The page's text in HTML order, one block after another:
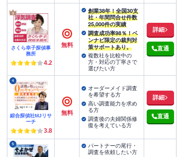
さくら幸子探偵事
務所
4.2
無料
創業38年！全国30支
社・年間問合せ件数
25,000件の実績
調査成功率98％！ベ
ンナビ限定の裁判対
策サポートあり。
複数社を比較中の
方・対応の丁寧さで
選びたい方
詳細
直通
4
綜合探偵社MJリサ
ーチ
3.8
無料
オーダーメイド調査
を希望する方
高い調査能力を求め
る方
調査後の夫婦関係修
復を考えている方
詳細
直通
5
パートナーの尾行・
調査を依頼したい方